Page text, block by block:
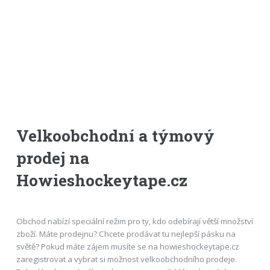
Velkoobchodní a týmový
prodej na
Howieshockeytape.cz
Obchod nabízí speciální režim pro ty, kdo odebírají větší množství
zboží. Máte prodejnu? Chcete prodávat tu nejlepší pásku na
světě? Pokud máte zájem musíte se na howieshockeytape.cz
zaregistrovat a vybrat si možnost velkoobchodního prodeje.